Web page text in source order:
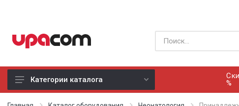
Категории каталога
%